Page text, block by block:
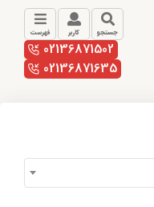
جستجو کاربر فهرست
02136871502
02136871635